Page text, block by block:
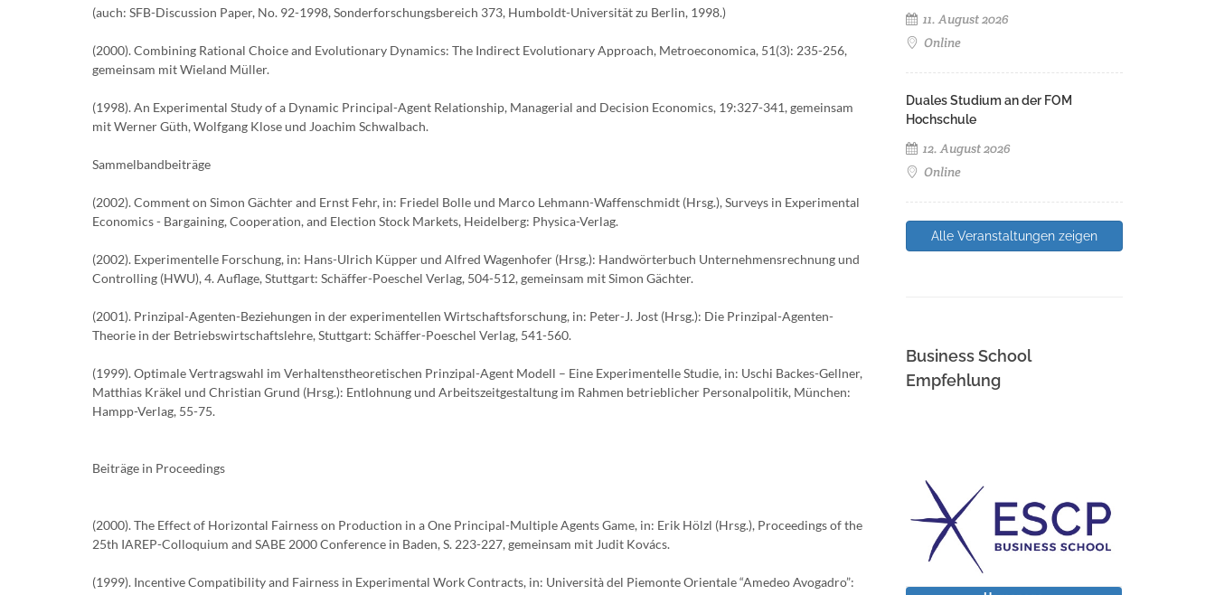
(auch: SFB-Discussion Paper, No. 92-1998, Sonderforschungsbereich 373, Humboldt-Universität zu Berlin, 1998.)
(2000). Combining Rational Choice and Evolutionary Dynamics: The Indirect Evolutionary Approach, Metroeconomica, 51(3): 235-256,
gemeinsam mit Wieland Müller.
(1998). An Experimental Study of a Dynamic Principal-Agent Relationship, Managerial and Decision Economics, 19:327-341, gemeinsam
mit Werner Güth, Wolfgang Klose und Joachim Schwalbach.
Sammelbandbeiträge
(2002). Comment on Simon Gächter and Ernst Fehr, in: Friedel Bolle und Marco Lehmann-Waffenschmidt (Hrsg.), Surveys in Experimental
Economics - Bargaining, Cooperation, and Election Stock Markets, Heidelberg: Physica-Verlag.
(2002). Experimentelle Forschung, in: Hans-Ulrich Küpper und Alfred Wagenhofer (Hrsg.): Handwörterbuch Unternehmensrechnung und
Controlling (HWU), 4. Auflage, Stuttgart: Schäffer-Poeschel Verlag, 504-512, gemeinsam mit Simon Gächter.
(2001). Prinzipal-Agenten-Beziehungen in der experimentellen Wirtschaftsforschung, in: Peter-J. Jost (Hrsg.): Die Prinzipal-Agenten-
Theorie in der Betriebswirtschaftslehre, Stuttgart: Schäffer-Poeschel Verlag, 541-560.
(1999). Optimale Vertragswahl im Verhaltenstheoretischen Prinzipal-Agent Modell – Eine Experimentelle Studie, in: Uschi Backes-Gellner,
Matthias Kräkel und Christian Grund (Hrsg.): Entlohnung und Arbeitszeitgestaltung im Rahmen betrieblicher Personalpolitik, München:
Hampp-Verlag, 55-75.
Beiträge in Proceedings
(2000). The Effect of Horizontal Fairness on Production in a One Principal-Multiple Agents Game, in: Erik Hölzl (Hrsg.), Proceedings of the
25th IAREP-Colloquium and SABE 2000 Conference in Baden, S. 223-227, gemeinsam mit Judit Kovács.
(1999). Incentive Compatibility and Fairness in Experimental Work Contracts, in: Università del Piemonte Orientale “Amedeo Avogadro”:
11. August 2026
Online
Duales Studium an der FOM
Hochschule
12. August 2026
Online
Alle Veranstaltungen zeigen
Business School
Empfehlung